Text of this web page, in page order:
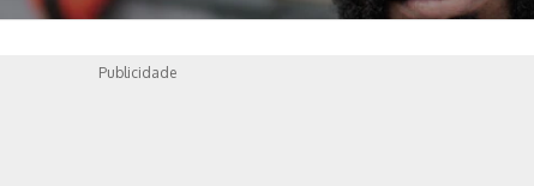
Publicidade